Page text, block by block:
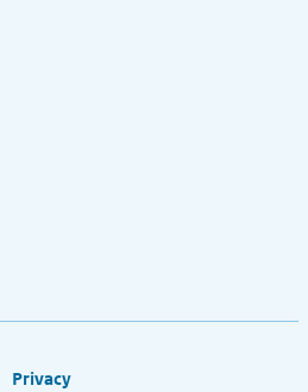
Privacy